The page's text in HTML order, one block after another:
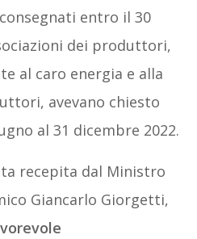
entro il 30
dei produttori,
al caro energia e alla
avevano chiesto
al 31 dicembre 2022.
recepita dal Ministro
Giancarlo Giorgetti,